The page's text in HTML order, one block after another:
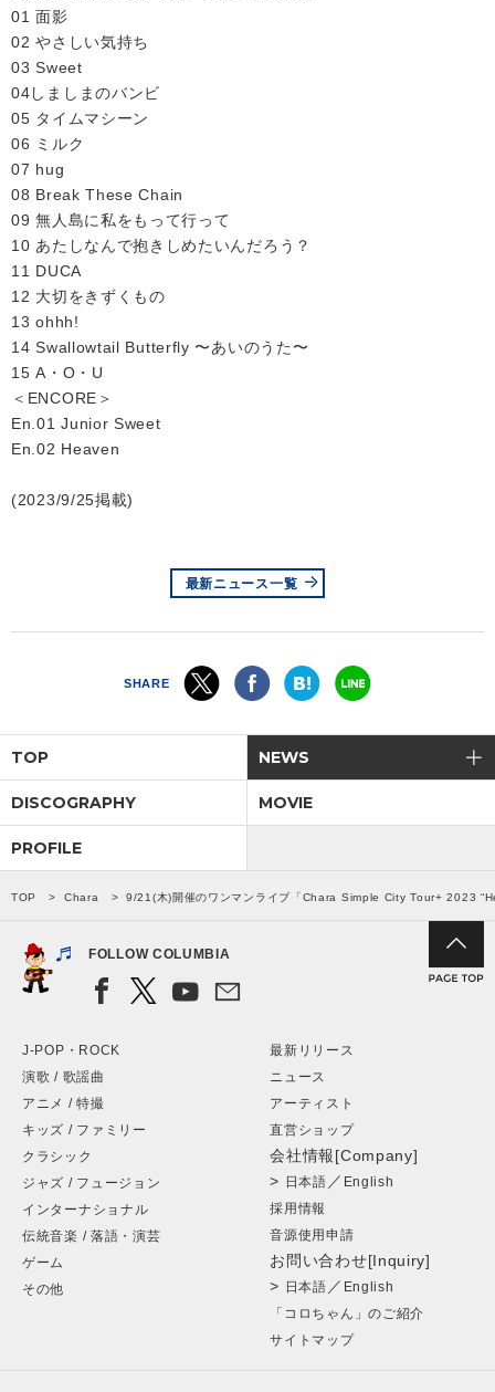
01 面影
02 やさしい気持ち
03 Sweet
04しましまのバンビ
05 タイムマシーン
06 ミルク
07 hug
08 Break These Chain
09 無人島に私をもって行って
10 あたしなんで抱きしめたいんだろう？
11 DUCA
12 大切をきずくもの
13 ohhh!
14 Swallowtail Butterfly 〜あいのうた〜
15 A・O・U
＜ENCORE＞
En.01 Junior Sweet
En.02 Heaven
(2023/9/25掲載)
最新ニュース一覧
SHARE
TOP NEWS
DISCOGRAPHY MOVIE
PROFILE
TOP Chara 9/21(木)開催のワンマンライブ「Chara Simple City Tour+ 2023
FOLLOW COLUMBIA
J-POP・ROCK
演歌 / 歌謡曲
アニメ / 特撮
キッズ / ファミリー
クラシック
ジャズ / フュージョン
インターナショナル
伝統音楽 / 落語・演芸
ゲーム
その他
最新リリース
ニュース
アーティスト
直営ショップ
会社情報[Company]
> 日本語 ／ English
採用情報
音源使用申請
お問い合わせ[Inquiry]
> 日本語 ／ English
「コロちゃん」のご紹介
サイトマップ